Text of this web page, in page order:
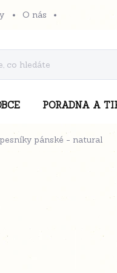
O nás
PORADNA A
pánské - natural